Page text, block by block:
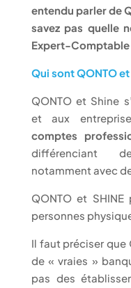
entendu parler de
savez pas quelle
Expert-Comptable
Qui sont QONTO et
QONTO et Shine
et aux
comptes
différenciant
notamment avec
QONTO et
personnes
Il faut préciser que
de « vraies »
pas des